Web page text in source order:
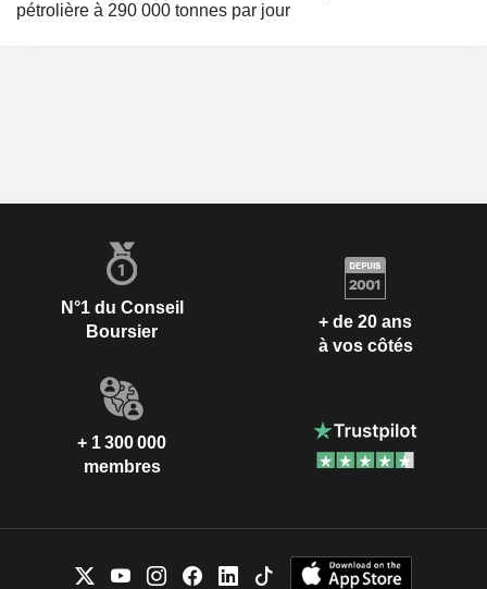
pétrolière à 290 000 tonnes par jour
N°1 du Conseil
Boursier
+ de 20 ans
à vos côtés
+ 1 300 000
membres